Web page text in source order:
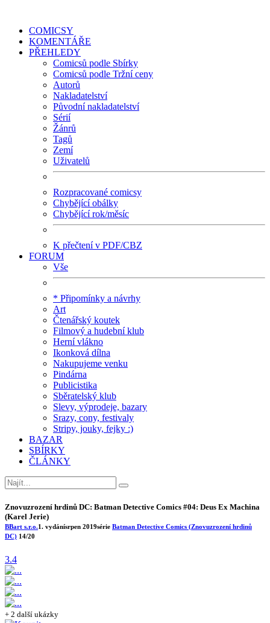
COMICSY
KOMENTÁŘE
PŘEHLEDY
Comicsů podle Sbírky
Comicsů podle Tržní ceny
Autorů
Nakladatelství
Původní nakladatelství
Sérií
Žánrů
Tagů
Zemí
Uživatelů
Rozpracované comicsy
Chybějící obálky
Chybějící rok/měsíc
K přečtení v PDF/CBZ
FORUM
Vše
* Připomínky a návrhy
Art
Čtenářský koutek
Filmový a hudební klub
Herní vlákno
Ikonková dílna
Nakupujeme venku
Pindárna
Publicistika
Sběratelský klub
Slevy, výprodeje, bazary
Srazy, cony, festivaly
Stripy, jouky, fejky :)
BAZAR
SBÍRKY
ČLÁNKY
Znovuzrození hrdinů DC: Batman Detective Comics #04: Deus Ex Machina
(Karel Jerie)
BBart s.r.o.1. vydánísrpen 2019série Batman Detective Comics (Znovuzrození hrdinů
DC) 14/20
3.4
+ 2 další ukázky